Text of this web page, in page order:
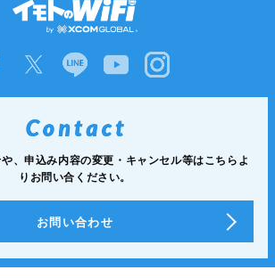
、申込み内容の変更・キャンセル等はこちらよ
りお問い合ください。
お問い合わせ